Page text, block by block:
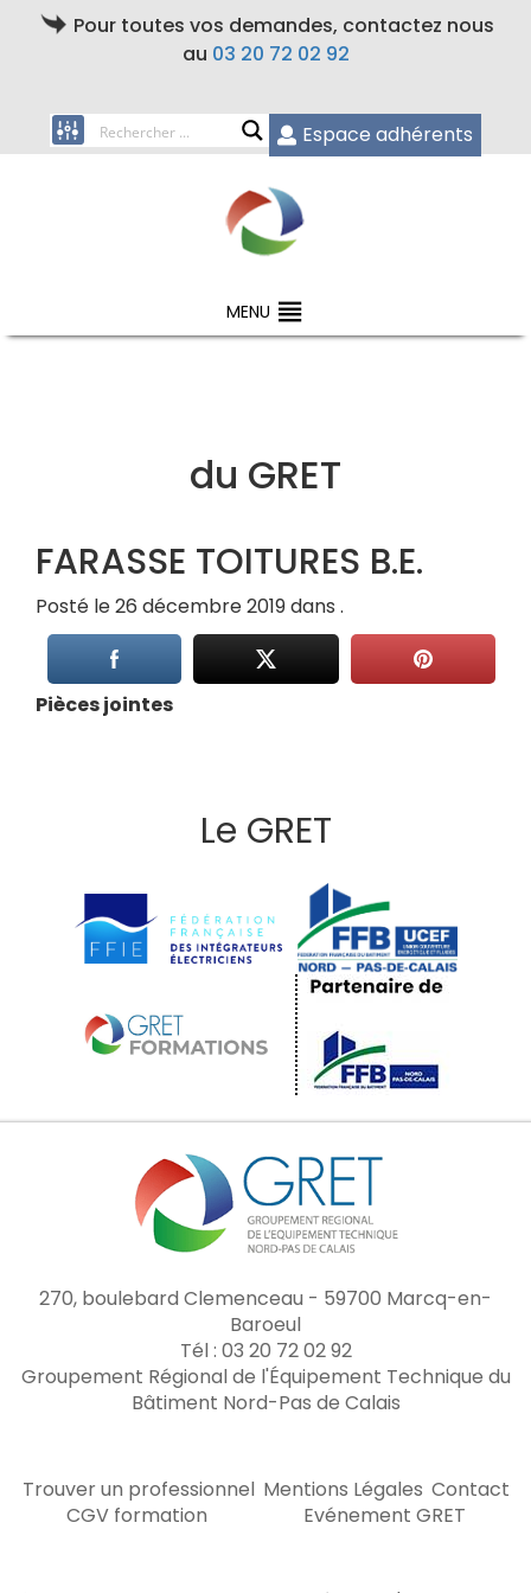
Pour toutes vos demandes, contactez nous
au 03 20 72 02 92
Espace adhérents
MENU
du GRET
FARASSE TOITURES B.E.
Posté le 26 décembre 2019 dans .
Pièces jointes
Le GRET
270, boulebard Clemenceau - 59700 Marcq-en-
Baroeul
Tél : 03 20 72 02 92
Groupement Régional de l'Équipement Technique du
Bâtiment Nord-Pas de Calais
Trouver un professionnel Mentions Légales Contact
CGV formation
Evénement GRET